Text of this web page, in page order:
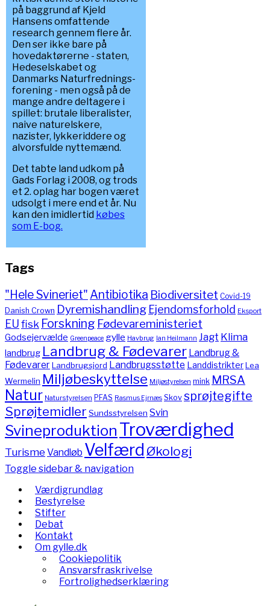
på baggrund af Kjeld
Hansens omfattende
research gennem flere år.
Den ser ikke bare på
hovedaktørerne - staten,
Hedeselskabet og
Danmarks Naturfrednings-
forening - men også på de
mange andre deltagere i
spillet: brutale liberalister,
naive naturelskere,
nazister, lykkeriddere og
alvorsfulde nyttemænd.
Det tabte land udkom på
Gads Forlag i 2008, og trods
et 2. oplag har bogen været
udsolgt i mere end et år. Nu
kan den imidlertid købes
som E-bog.
Tags
"Hele Svineriet" Antibiotika Biodiversitet Covid-19
Danish Crown Dyremishandling Ejendomsforhold Eksport
EUfisk Forskning Fødevareministeriet
Godsejervælde Greenpeace gylle Havbrug Ian Heilmann Jagt Klima
landbrug Landbrug & Fødevarer Landbrug &
FødevarerLandbrugsjord Landbrugsstøtte LanddistrikterLea
Wermelin Miljøbeskyttelse Miljøstyrelsen mink MRSA
Natur Naturstyrelsen PFAS Rasmus Ejrnæs Skov sprøjtegifte
Sprøjtemidler Sundsstyrelsen Svin
Svineproduktion Troværdighed
TurismeVandløb Velfærd Økologi
Toggle sidebar & navigation
Værdigrundlag
Bestyrelse
Stifter
Debat
Kontakt
Om gylle.dk
Cookiepolitik
Ansvarsfraskrivelse
Fortrolighedserklæring